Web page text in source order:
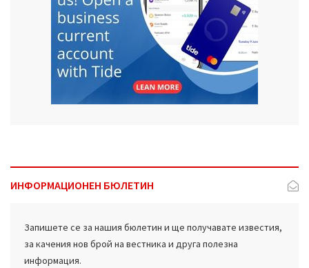
ИНФОРМАЦИОНЕН БЮЛЕТИН
Запишете се за нашия бюлетин и ще получавате известия,
за качения нов брой на вестника и друга полезна
информация.